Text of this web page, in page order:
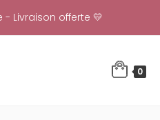
- Livraison offerte 💛
0